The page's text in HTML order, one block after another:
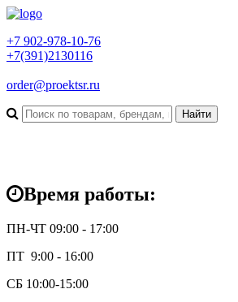
+7 902-978-10-76
+7(391)2130116
order@proektsr.ru
Время работы:
ПН-ЧТ 09:00 - 17:00
ПТ 9:00 - 16:00
СБ 10:00-15:00